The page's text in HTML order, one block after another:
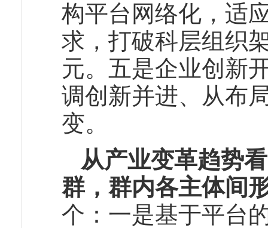
构平台网络化，适
求，打破科层组织
元。五是企业创新
调创新并进、从布
变。
从产业变革趋势
群，群内各主体间
个：一是基于平台